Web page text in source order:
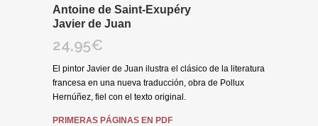
Antoine de Saint-Exupéry
Javier de Juan
24,95€
El pintor Javier de Juan ilustra el clásico de la literatura
francesa en una nueva traducción, obra de Pollux
Hernúñez, fiel con el texto original.
PRIMERAS PÁGINAS EN PDF